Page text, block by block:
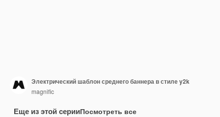
Электрический шаблон среднего баннера в стиле y2k
magnific
Еще из этой серииПосмотреть все